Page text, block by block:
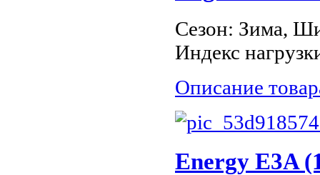
Сезон: Зима,
Индекс
Описание
Energy E3A